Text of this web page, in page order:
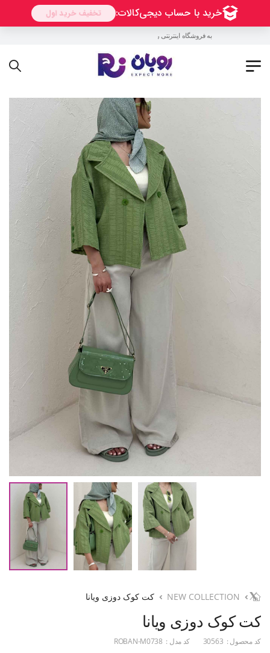
به فروشگاه اینترنتی روبان خوش آمدید !
NEW COLLECTION کت کوک دوزی ویانا
کت کوک دوزی ویانا
کد محصول : 30563 کد مدل : ROBAN-M0738